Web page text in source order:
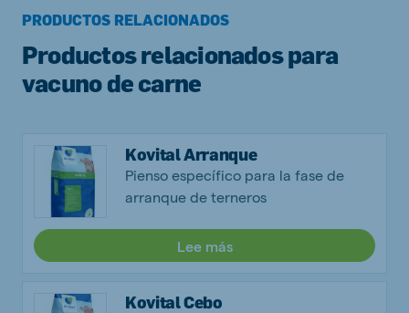
PRODUCTOS RELACIONADOS
Productos relacionados para
vacuno de carne
Kovital Arranque
Pienso específico para la fase de
arranque de terneros
Lee más
Kovital Cebo